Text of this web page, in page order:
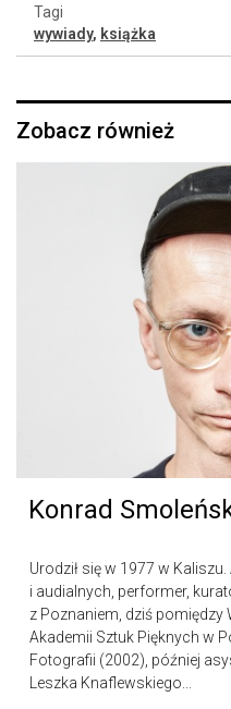
Tagi
wywiady, książka
Zobacz również
Konrad
Urodził się w 1977 w
i audialnych, performer,
z Poznaniem, dziś
Akademii Sztuk Pięknych w
Fotografii (2002), później
Leszka Knaflewskiego...